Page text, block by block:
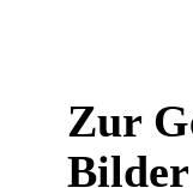
Zur
Bilder